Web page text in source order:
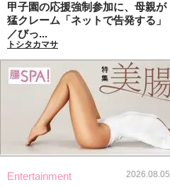
甲子園の応援強制参加に、母親が
猛クレーム「ネットで告発する」
／びっ...
トシタカマサ
Entertainment 2026.08.05